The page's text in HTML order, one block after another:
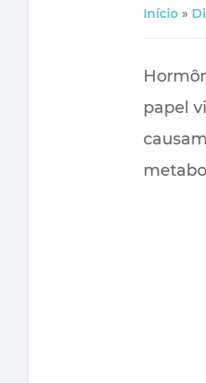
Início »
papel